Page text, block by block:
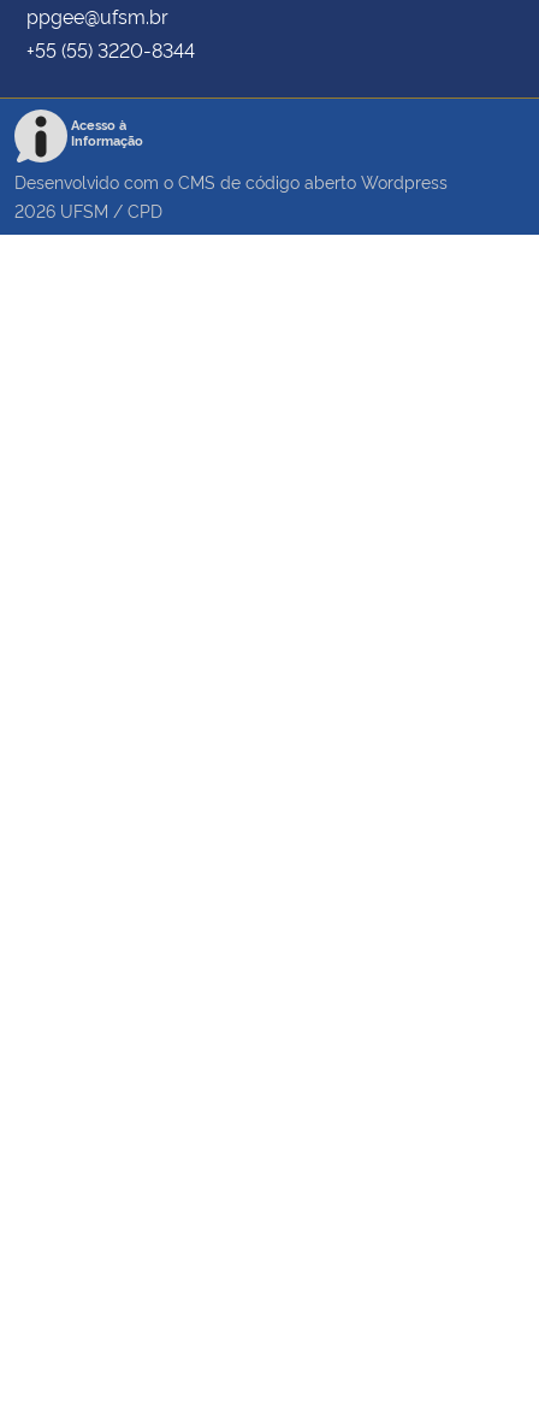
ppgee@ufsm.br
+55 (55) 3220-8344
Acesso à
Informação
Desenvolvido com o CMS de código aberto Wordpress
2026 UFSM / CPD